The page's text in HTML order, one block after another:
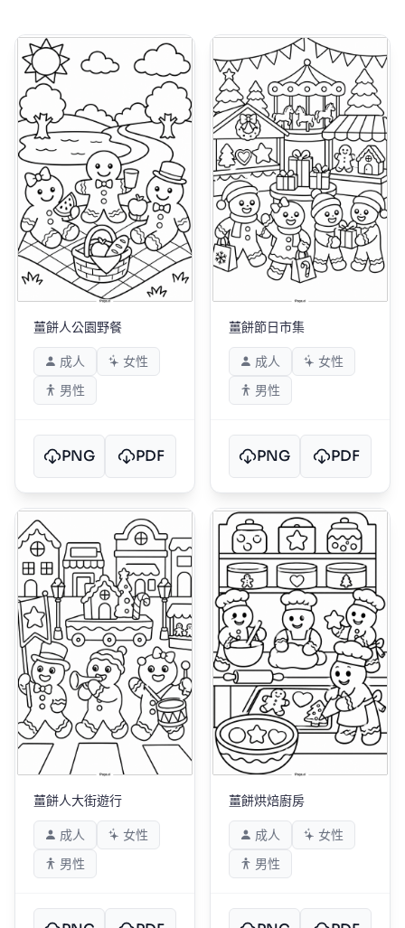
薑餅人公園野餐
成人
女性
男性
PNG PDF
薑餅節日市集
成人
女性
男性
PNG PDF
薑餅人大街遊行
成人
女性
男性
薑餅烘焙廚房
成人
女性
男性